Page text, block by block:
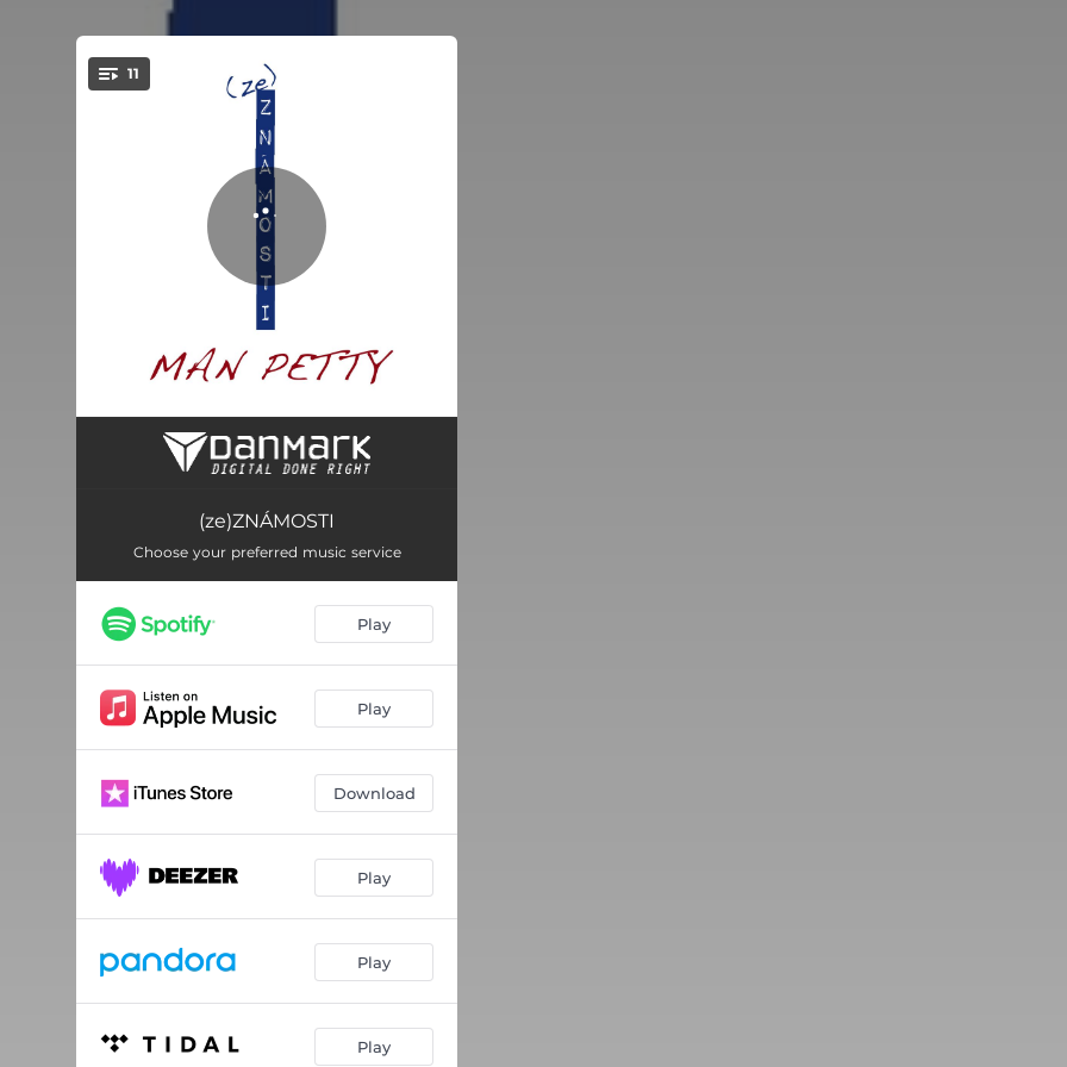
You're all set!
11
STARÝ SAD
ALENA MÁ SVÁTEK 03:12
NÁDRAŽÍ RADOTÍN 03:45
DOKTOR RYTMUS 02:46
POSLOUCHEJ MŮJ HLAS 03:07
HYMNA HERETIKŮ 03:39
SAMBA RUMBA RADOTÍNA 03:41
(ze)ZNÁMOSTI
Choose your preferred music service
Play
Play
Download
Play
Play
Play